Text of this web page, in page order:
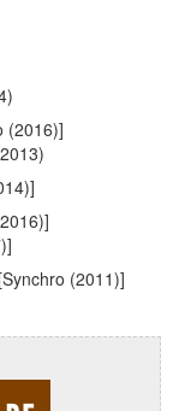
(2016)]
(2011)]